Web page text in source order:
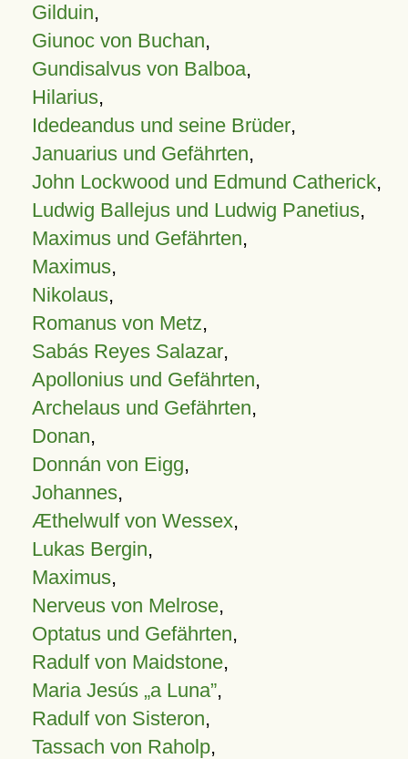
Gilduin,
Giunoc von Buchan,
Gundisalvus von Balboa,
Hilarius,
Idedeandus und seine Brüder,
Januarius und Gefährten,
John Lockwood und Edmund Catherick,
Ludwig Ballejus und Ludwig Panetius,
Maximus und Gefährten,
Maximus,
Nikolaus,
Romanus von Metz,
Sabás Reyes Salazar,
Apollonius und Gefährten,
Archelaus und Gefährten,
Donan,
Donnán von Eigg,
Johannes,
Æthelwulf von Wessex,
Lukas Bergin,
Maximus,
Nerveus von Melrose,
Optatus und Gefährten,
Radulf von Maidstone,
Maria Jesús „a Luna”,
Radulf von Sisteron,
Tassach von Raholp,